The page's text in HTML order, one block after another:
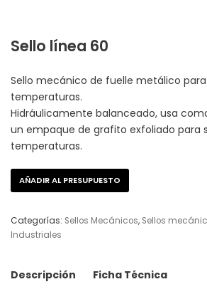
Sello línea 60
Sello mecánico de fuelle metálico
temperaturas.
Hidráulicamente balanceado, usa
un empaque de grafito exfoliado para
temperaturas.
AÑADIR AL PRESUPUESTO
Categorías: Sellos Mecánicos, Sellos
Industriales
Descripción Ficha Técnica